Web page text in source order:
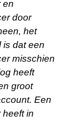
en
door
het
is dat een
misschien
heeft
groot
Een
heeft in